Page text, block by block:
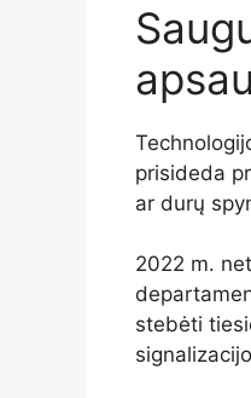
prisideda
ar durų
2022 m.
stebėti